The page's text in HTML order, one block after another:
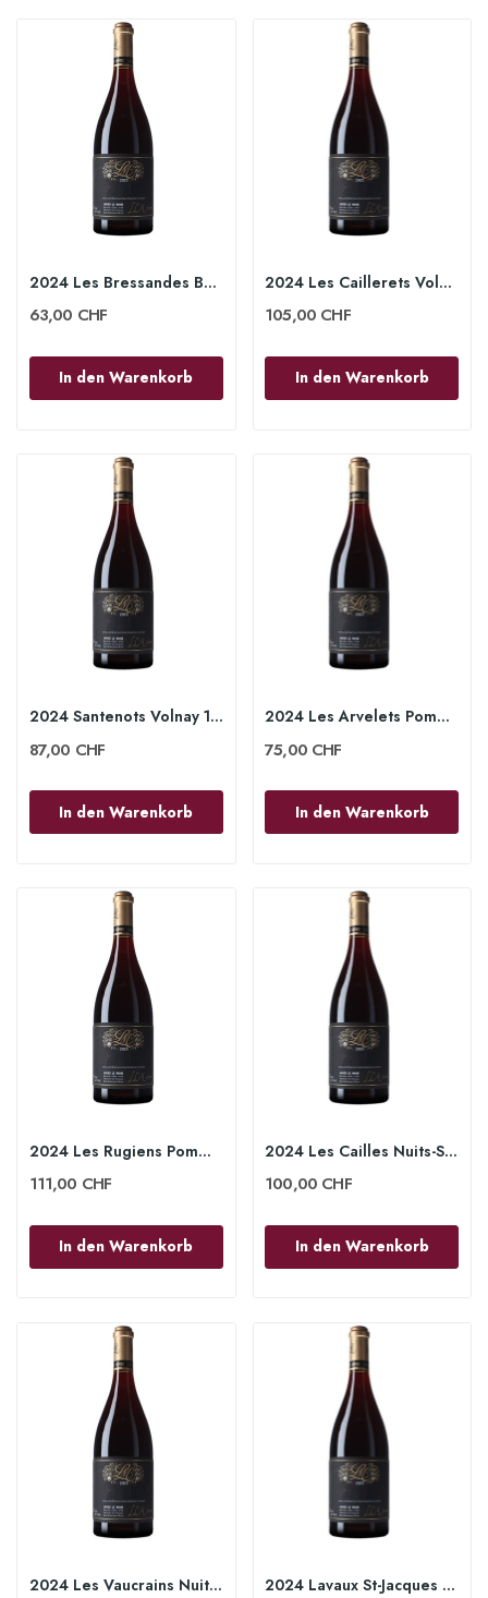
2024 Les Bressandes Beaune 1er Cru 75cl -...
63,00 CHF
In den Warenkorb
2024 Les Caillerets Volnay 1er Cru 75cl -...
105,00 CHF
In den Warenkorb
2024 Santenots Volnay 1er Cru 75cl - Lucien le...
87,00 CHF
In den Warenkorb
2024 Les Arvelets Pommard 1er Cru 75cl - Lucien...
75,00 CHF
In den Warenkorb
2024 Les Rugiens Pommard 1er Cru 75cl - Lucien...
111,00 CHF
In den Warenkorb
2024 Les Cailles Nuits-Saint-Georges 1er Cru...
100,00 CHF
In den Warenkorb
2024 Les Vaucrains Nuits-Saint-Georges 1er Cru... 2024 Lavaux St-Jacques Gevrey-Chambertin 1er...